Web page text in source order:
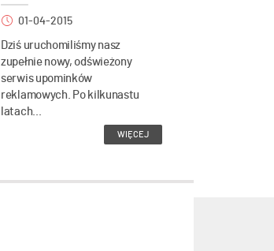
01-04-2015
Dziś uruchomiliśmy nasz
zupełnie nowy, odświeżony
serwis upominków
reklamowych. Po kilkunastu
latach...
WIĘCEJ